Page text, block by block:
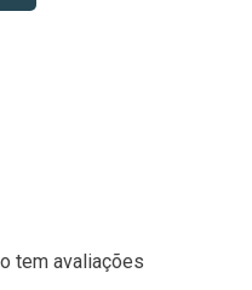
Anúncio:
tem avaliações